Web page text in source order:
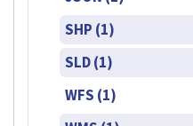
SHP (1)
SLD (1)
WFS (1)